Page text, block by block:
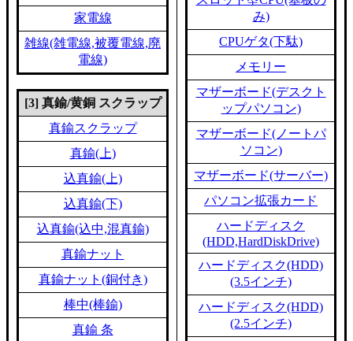
家電線
雑線(雑電線,被覆電線,廃
電線)
[3] 真鍮/黄銅 スクラップ
真鍮スクラップ
真鍮(上)
込真鍮(上)
込真鍮(下)
込真鍮(込中,混真鍮)
真鍮ナット
真鍮ナット(銅付き)
棒中(棒鍮)
真鍮 条
み)
CPUゲタ(下駄)
メモリー
マザーボード(デスクト
ップパソコン)
マザーボード(ノートパ
ソコン)
マザーボード(サーバー)
パソコン拡張カード
ハードディスク
(HDD,HardDiskDrive)
ハードディスク(HDD)
(3.5インチ)
ハードディスク(HDD)
(2.5インチ)